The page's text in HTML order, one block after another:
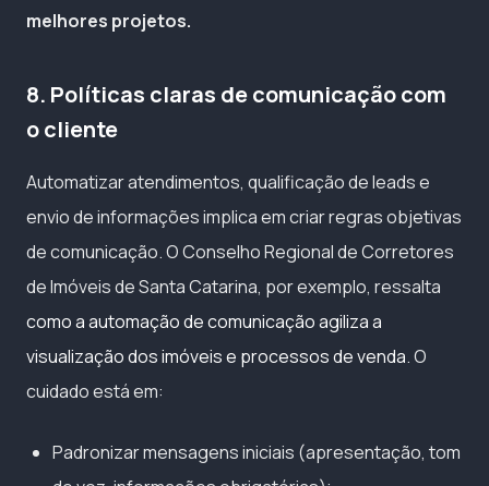
melhores projetos.
8. Políticas claras de comunicação com
o cliente
Automatizar atendimentos, qualificação de leads e
envio de informações implica em criar regras objetivas
de comunicação. O Conselho Regional de Corretores
de Imóveis de Santa Catarina, por exemplo, ressalta
como a automação de comunicação agiliza a
visualização dos imóveis e processos de venda. O
cuidado está em:
Padronizar mensagens iniciais (apresentação, tom